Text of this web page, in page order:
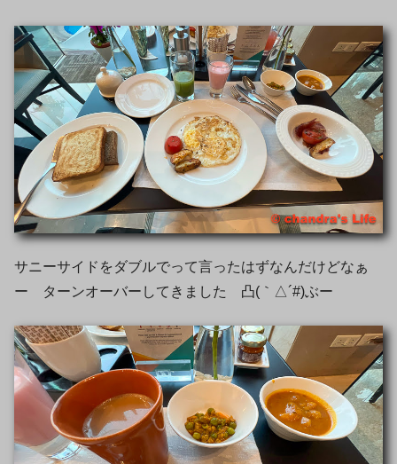
サニーサイドをダブルでって言ったはずなんだけどなぁ
ー ターンオーバーしてきました 凸(｀△´#)ぶー